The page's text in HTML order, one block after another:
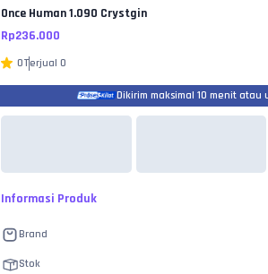
Once Human1.090 Crystgin
Rp236.000
0Terjual 0
Dikirim maksimal 10 menit atau
Informasi Produk
Brand
Stok